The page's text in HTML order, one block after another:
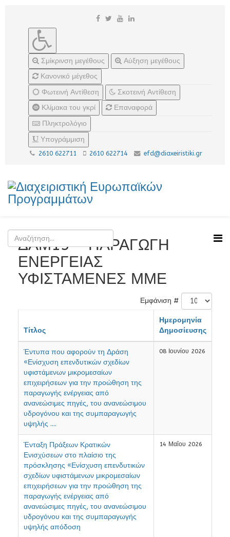
Σμίκρινση μεγέθους
Αύξηση μεγέθους
Κανονικό μέγεθος
Φωτεινή Αντίθεση
Σκοτεινή Αντίθεση
Κλίμακα του γκρί
Επαναφορά
Πληκτρολόγιο
Υπογράμμιση
2610 622711 2610 622714 efd@diaxeiristiki.gr
ΔΑΜ13 - ΠΑΡΑΓΩΓΗ
ΕΝΕΡΓΕΙΑΣ
ΥΦΙΣΤΑΜΕΝΕΣ ΜΜΕ
Εμφάνιση #
Τίτλος
Ημερομηνία
Δημοσίευσης
Έντυπα που αφορούν τη Δράση
«Ενίσχυση επενδυτικών σχεδίων
υφιστάμενων μικρομεσαίων
επιχειρήσεων για την προώθηση της
παραγωγής ενέργειας από
ανανεώσιμες πηγές, του ανανεώσιμου
υδρογόνου και της συμπαραγωγής
υψηλής ....
08 Ιουνίου 2026
Ένταξη Πράξεων Κρατικών
Ενισχύσεων στο πλαίσιο της
πρόσκλησης «Ενίσχυση επενδυτικών
σχεδίων υφιστάμενων μικρομεσαίων
επιχειρήσεων για την προώθηση της
παραγωγής ενέργειας από
ανανεώσιμες πηγές, του ανανεώσιμου
υδρογόνου και της συμπαραγωγής
υψηλής απόδοση
14 Μαΐου 2026